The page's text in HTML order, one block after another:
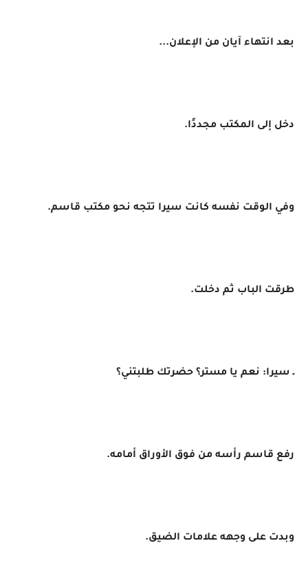
بعد انتهاء آيان من الإعلان...
دخل إلى المكتب مجددًا.
وفي الوقت نفسه كانت سيرا تتجه نحو مكتب قاسم.
طرقت الباب ثم دخلت.
ـ سيرا: نعم يا مستر؟ حضرتك طلبتني؟
رفع قاسم رأسه من فوق الأوراق أمامه.
وبدت على وجهه علامات الضيق.